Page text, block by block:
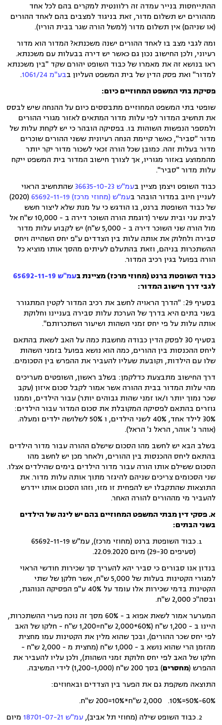
ההתייחסות בנייר עמדה זה רלוונטית למקרים בהם לכל אחד
מההורים יש תשלום מדור, זאת בניגוד למצבים בהם לאחד ההורים
(או שניהם) אין תשלום מדור (למשל הורה שגר בבית הוריו).
ומה לגבי מצב בו לאחד ההורים ישנה משכנתא? המדור הוא מדור
רעיוני, ולכן החישוב נכון גם כאשר יש דירה בבעלות עם משכנתא.
ראו בנושא זה את מאמרו של כבוד השופט יהורם שקד "בין משכנתא
למדור" ואת פסק הדין של בית המשפט העליון בבע"מ 1061/24
.
פסיקת בתי המשפט המחוזיים כיום:
שופטי בתי המשפט המחוזיים מתבססים כיום על ההנחה שיש לבסס
את תחשיב המדור לפי עלות מדור המתאים לאזור מגורי ההורים
ולמספר הנפשות השוהות בו. בפסיקה הובהר כי יש לקחת עלות של
מדור "סביר", כאשר קיימת הנחה רעיונית ששני ההורים שוכרים
מדור בעלות זהה. כמובן שכל הורה זכאי לשכור מדור יקר יותר
מהממוצע באזור מגוריו, אך לצורך חישוב המדור בית המשפט ייקח
עלות מדור "סביר".
כבוד השופט ויצמן מציין בעמ"ש 36635-10-23
שהתחשיב הראוי
לעניין חיוב במדור הובהר בעמ"ש (מחוזי מרכז) 65692-11-19
(2020)
של כבוד השופטת ברנט, בו הודגש כי על מנת שלא ליצור חשש
לבית עני ובית עשיר (דוגמת הורה השוכר דירה ב - 10,000 ש"ח אל
מול הורה שני השוכר דירה ב - 5,000 ש"ח) יש לקבוע עלות מדור
סבירה ולחלוק את אותה עלות בין הצדדים ע"פ יחס השהייה ויחס
ההשתכרות בניהם, וזאת בהתעלם לעיתים מהסך אותו מוציא כל
הורה בפועל בגין רכיב המדור.
כבוד השופטת ברנט (מחוזי מרכז) מציינת בעמ"ש 65692-11-19
לגבי דרך חישוב המדור:
בסעיף 29: "הדרך הראויה לחשב את רכיב המדור לקטין המתגורר
בשני בתים היא בדרך של הערכת עלות סבירה בעניינו וחלוקת
אותה עלות על פי יחס זמני השהות ושיעור השתכרותם".
בסעיף 30 לפסק הדין כבודה מחשבת כמה על האב לשאת בהתאם
ליחס ההכנסות בין ההורים, כמה הוא נושא בפועל בזמני השהות
שלו עם הילדות, וקובעת שעליו להעביר את ההפרש בין הסכומים.
דרך החישוב מתבצעת כדלקמן: בשלב ראשון, השופטים מעריכים
מהי עלות המדור בבית ההורה אשר אמור לקבל סכום איזון (עקב
שכר נמוך יותר ו/או זמני שהות גבוהים יותר) עבור הילדים, וממנו
גוזרים בהתאם לפסיקה המקובלת את סכום המדור עבור הילדים:
30% לילד אחד, 40% לשני הילדים, ו 50% לשלושה ילדים ומעלה.
(אוהר נ' אוהר, הראל נ' הראל).
בשלב הבא יש לחשב מהו הסכום שישלם ההורה עבור מדור הילדים
בהתאם ליחס ההכנסות בין ההורים, ולאחר מכן יש לחשב מהו
הסכום ששילם אותו הורה עבור מדור הילדים בימים שהילדים אצלו.
שני הסכומים צריכים שניהם להיגזר מתוך אותה עלות מדור. את
התוצאות שהתקבלו יש להפחית זו מזו, וזהו הסכום אותו יידרש
להעביר מי מההורים להורה האחר.
א. פסקי דין מבתי המשפט המחוזיים בהם יש לינה של הילדים
בשני הבתים:
כבוד השופטת ברנט (מחוזי מרכז), עמ"ש 65692-11-19
(סעיפים 29-30) מיום 22.09.2020.
בנדון אנו סבורים כי סביר יהא להעריך סך שכירות חודשי הראוי
למגורי הקטינות בעלות של 5,000 ש"ח, אשר חלקן של שתי
הקטינות בדמי שכירות אלו עומד על 40% ע"פ הפסיקה הנוהגת,
ובסה"כ 2,000 ש"ח.
המערער אמור לשאת אפוא ב - 60% מסך זה נוכח פערי ההשתכרות,
היינו ב - 1,200 ש"ח (60%*2,000 ש"ח=1,200 ש"ח - חלקו של האב
לפי יחס שכר ההורים), ובכך שהוא מלין את הקטינות עמו מחצית
מהזמן הרי שהוא נושא ב - 1,000 ש"ח (מחצית מ - 2,000 ש"ח -
חלקו של האב לפי יחס חלוקת זמני השהות), ולכן עליו להעביר את
ההפרש (מחסרים) בסך 200 ש"ח (1,200-1,000) לידי המשיבה.
התוצאה משקפת גם את הפער בין הצדדים ובאחוזים:
60%-50%=10%. 2,000 ש"ח*10%=200 ש"ח.
כבוד השופט שילה (מחוזי תל אביב),עמ"ש 18701-07-21
מיום